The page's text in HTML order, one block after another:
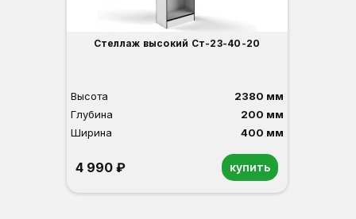
Стеллаж высокий Ст-23-40-20
Высота
2380 мм
Глубина
200 мм
Ширина
400 мм
4 990 ₽ купить